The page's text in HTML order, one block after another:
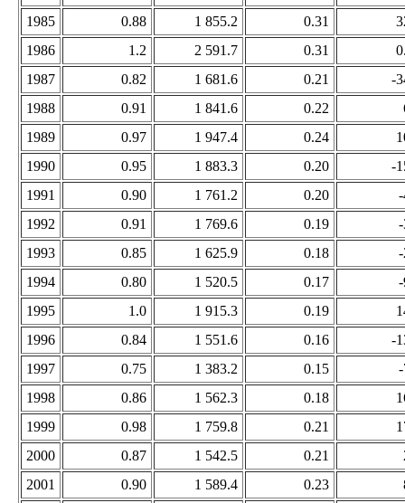
1985
0.88 1 855.2 0.31
1986
1.2 2 591.7 0.31
1987
0.82 1 681.6 0.21
-
1988
0.91 1 841.6 0.22
1989
0.97 1 947.4 0.24
1990
0.95 1 883.3 0.20
-
1991
0.90 1 761.2 0.20
1992
0.91 1 769.6 0.19
1993
0.85 1 625.9 0.18
1994
0.80 1 520.5 0.17
1995
1.0 1 915.3 0.19
1996
0.84 1 551.6 0.16
-
1997
0.75 1 383.2 0.15
1998
0.86 1 562.3 0.18
1999
0.98 1 759.8 0.21
2000
0.87 1 542.5 0.21
2001
0.90 1 589.4 0.23